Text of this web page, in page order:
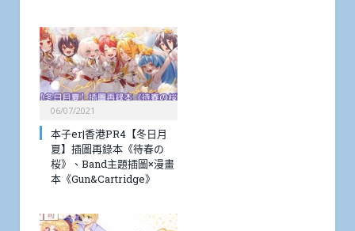
06/07/2021
本子er|香港PR4【冬日月
夏】插圖再錄本《待春の
桜》、Band主題插圖×漫畫
本《Gun&Cartridge》